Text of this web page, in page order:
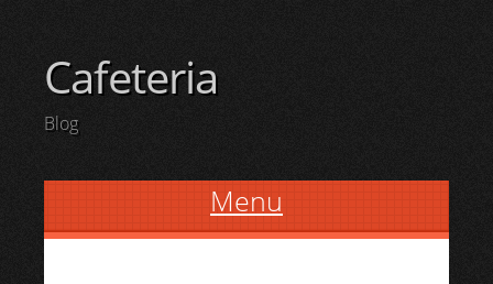
Cafeteria
Blog
Menu